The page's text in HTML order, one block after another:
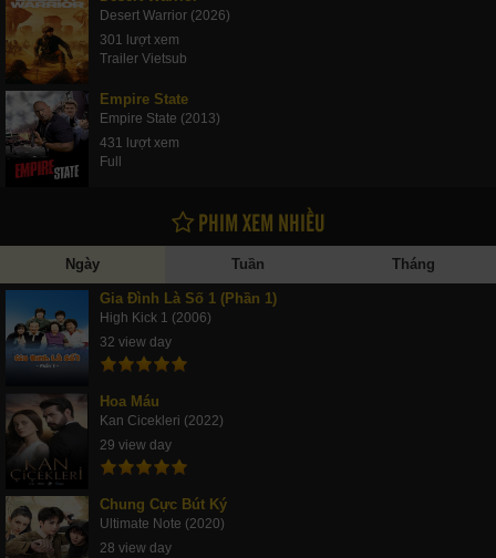
Desert Warrior (2026)
301 lượt xem
Trailer Vietsub
Empire State
Empire State (2013)
431 lượt xem
Full
PHIM XEM NHIỀU
Ngày Tuần Tháng
Gia Đình Là Số 1 (Phần 1)
High Kick 1 (2006)
32 view day
Hoa Máu
Kan Cicekleri (2022)
29 view day
Chung Cực Bút Ký
Ultimate Note (2020)
28 view day